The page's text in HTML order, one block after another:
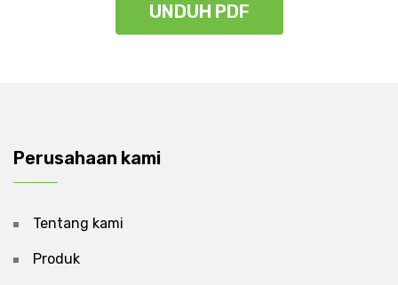
UNDUH PDF
Perusahaan kami
Tentang kami
Produk